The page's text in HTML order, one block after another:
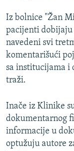
Iz bolnice "Žan
pacijenti dobijaju
navedeni svi
komentarišući
sa institucijama i
traži.
Inače iz Klinike
dokumentarnog
informacije u
optužuju autore